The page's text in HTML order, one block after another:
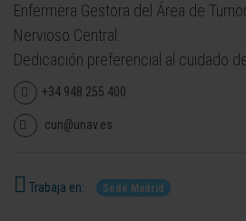
Enfermera Gestora del Área de
Nervioso Central.
Dedicación preferencial al cuidado
+34 948 255 400
cun@unav.es
Trabaja en: Sede Madrid